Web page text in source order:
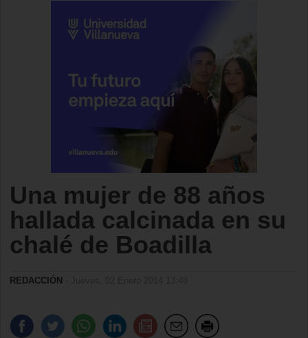
Una mujer de 88 años
hallada calcinada en su
chalé de Boadilla
REDACCIÓN